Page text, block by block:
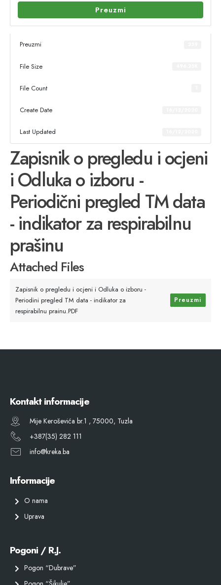
Preuzmi
Preuzmi
File Size
File Count
Create Date
Last Updated
Zapisnik o pregledu i ocjeni
i Odluka o izboru -
Periodični pregled TM data
- indikator za respirabilnu
prašinu
Attached Files
Zapisnik o pregledu i ocjeni i Odluka o izboru -
Periodini pregled TM data - indikator za
respirabilnu prainu.PDF
Preuzmi
Kontakt informacije
Mije Keroševića br.1 , 75000, Tuzla
+387(35) 282 111
info@kreka.ba
Informacije
O nama
Uprava
Pogoni / R.J.
Pogon “Dubrave”